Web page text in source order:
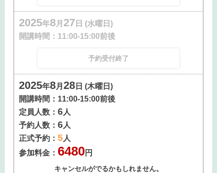
2025年8月 27 日 (水曜日)
開講時間： 11:00-15:00前後
予約受付終了
2025年8月 28 日 (木曜日)
開講時間： 11:00-15:00前後
定員人数： 6 人
予約人数： 6 人
正式予約： 5 人
参加料金： 6480円
キャンセルがでるかもしれません。